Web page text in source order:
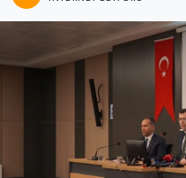
Resmi İlan